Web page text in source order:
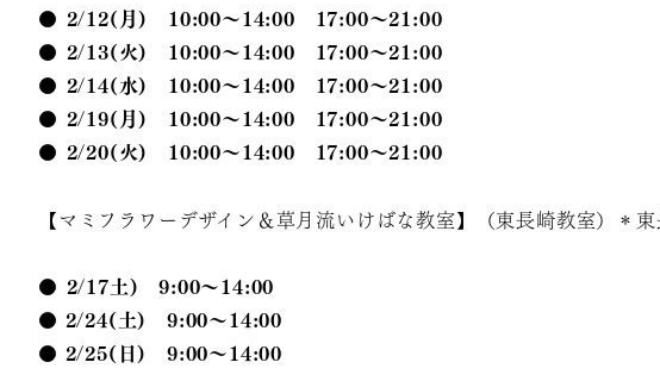
● 2/12(月) 10:00～14:00 17:00～21:00
● 2/13(火) 10:00～14:00 17:00～21:00
● 2/14(水) 10:00～14:00 17:00～21:00
● 2/19(月) 10:00～14:00 17:00～21:00
● 2/20(火) 10:00～14:00 17:00～21:00
【マミフラワーデザイン＆草月流いけばな教室】（東長崎教室）＊
● 2/17土) 9:00～14:00
● 2/24(土) 9:00～14:00
● 2/25(日) 9:00～14:00